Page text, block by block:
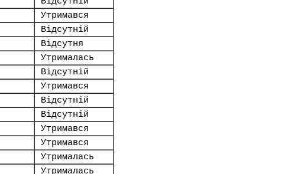
Утримався
Відсутній
Відсутня
Утрималась
Відсутній
Утримався
Відсутній
Відсутній
Утримався
Утримався
Утрималась
Утрималась